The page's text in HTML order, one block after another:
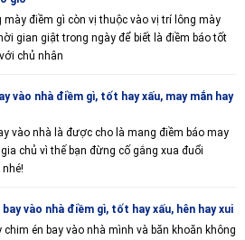
mày điềm gì còn vị thuộc vào vị trí lông mày
gian giật trong ngày để biết là điềm báo tốt
chủ nhân
vào nhà điềm gì, tốt hay xấu, may mắn hay
vào nhà là được cho là mang điềm báo may
chủ vì thế bạn đừng cố gắng xua đuổi
bay vào nhà điềm gì, tốt hay xấu, hên hay xui
chim én bay vào nhà mình và băn khoăn không